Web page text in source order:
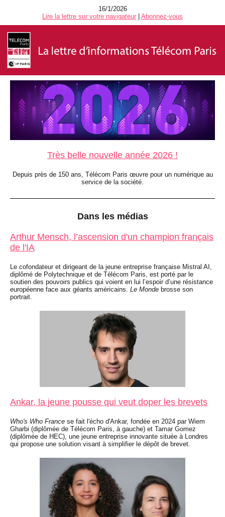
16/1/2026
Lire la lettre sur votre navigateur
Abonnez-vous
Très belle nouvelle année 2026 !
Depuis près de 150 ans, Télécom Paris œuvre pour un numérique au
service de la société.
Dans les médias
Arthur Mensch, l’ascension d'un champion français
de l'IA
Le cofondateur et dirigeant de la jeune entreprise française Mistral AI,
diplômé de Polytechnique et de Télécom Paris, est porté par le
soutien des pouvoirs publics qui voient en lui l’espoir d’une résistance
européenne face aux géants américains. Le Monde brosse son
portrait.
Ankar, la jeune pousse qui veut doper les brevets
Who's Who France se fait l'écho d'Ankar, fondée en 2024 par Wiem
Gharbi (diplômée de Télécom Paris, à gauche) et Tamar Gomez
(diplômée de HEC), une jeune entreprise innovante située à Londres
qui propose une solution visant à simplifier le dépôt de brevet.